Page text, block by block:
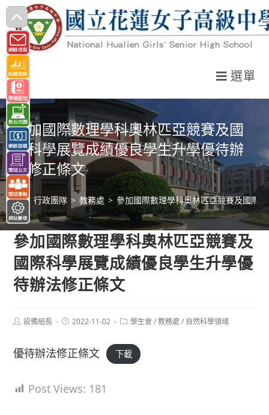
跳
轉
至
主
要
內
容
選單
參加國際數理學科奧林匹亞競賽及國
際科學展覽成績優良學生升學優待辦
法修正條文
> 行政團隊 > 教務處 > 參加國際數理學科奧林匹亞競賽及國際
參加國際數理學科奧林匹亞競賽及
國際科學展覽成績優良學生升學優
待辦法修正條文
Post設備組長
Post2022-11-02
Post學生會 / 教務處 / 自然科學領域
優待辦法修正條文 下載
Post Views: 181